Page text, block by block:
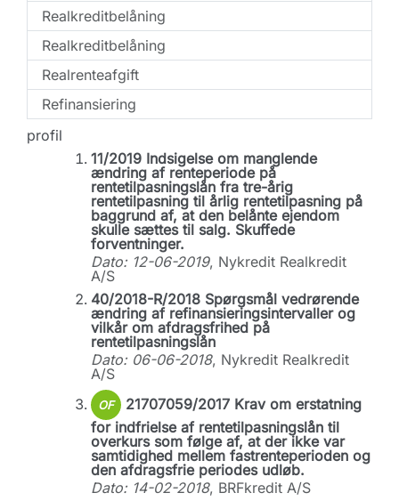
Realkreditbelåning
Realkreditbelåning
Realrenteafgift
Refinansiering
profil
11/2019 Indsigelse om manglende
ændring af renteperiode på
rentetilpasningslån fra tre-årig
rentetilpasning til årlig rentetilpasning på
baggrund af, at den belånte ejendom
skulle sættes til salg. Skuffede
forventninger.
Dato: 12-06-2019, Nykredit Realkredit
A/S
40/2018-R/2018 Spørgsmål vedrørende
ændring af refinansieringsintervaller og
vilkår om afdragsfrihed på
rentetilpasningslån
Dato: 06-06-2018, Nykredit Realkredit
A/S
OF
21707059/2017 Krav om erstatning
for indfrielse af rentetilpasningslån til
overkurs som følge af, at der ikke var
samtidighed mellem fastrenteperioden og
den afdragsfrie periodes udløb.
Dato: 14-02-2018, BRFkredit A/S